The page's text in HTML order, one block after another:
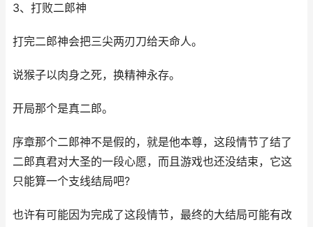
3、打败二郎神
打完二郎神会把三尖两刃刀给天命人。
说猴子以肉身之死，换精神永存。
开局那个是真二郎。
序章那个二郎神不是假的，就是他本尊，这段情节了结了
二郎真君对大圣的一段心愿，而且游戏也还没结束，它这
只能算一个支线结局吧?
也许有可能因为完成了这段情节，最终的大结局可能有改